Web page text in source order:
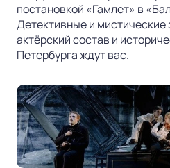
постановкой «Гамлет» в
Детективные и
актёрский состав и
Петербурга ждут вас.